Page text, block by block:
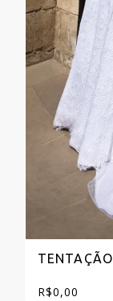
TENTAÇÃO
R$0,00